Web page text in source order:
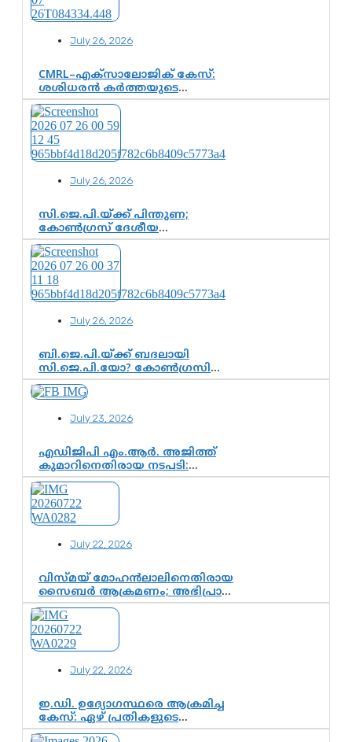
July 26, 2026
CMRL–എക്‌സാലോജിക് കേസ്:
ശശിധരൻ കർത്തയുടെ
മൊഴിയുടെ അടിസ്ഥാനത്തിൽ
പിണറായി വിജയനെ ചോദ്യം
ചെയ്യുന്നതിൽ ഉടൻ തീരുമാനം;
വീണയ്‌ക്കെതിരെ കൂടുതൽ
തെളിവുകൾ പരിശോധിച്ച് ഇഡി
July 26, 2026
സി.ജെ.പി.യ്ക്ക് പിന്തുണ;
കോൺഗ്രസ് ദേശീയ
നേതൃത്വത്തിൽ ആശങ്കയോ?
പാർട്ടിക്കുള്ളിൽ
ഭിന്നാഭിപ്രായമെന്ന
വിലയിരുത്തൽ
July 26, 2026
ബി.ജെ.പി.യ്ക്ക് ബദലായി
സി.ജെ.പി.യോ? കോൺഗ്രസിന്റെ
രാഷ്ട്രീയ ഇടം
കൈവശപ്പെടുത്താൻ സിജെപി
രാഷ്ട്രീയത്തിലെ പുതിയ
July 23, 2026
എഡിജിപി എം.ആർ. അജിത്ത്
കുമാറിനെതിരായ നടപടി:
സസ്പെൻഷനിൽ ഒതുങ്ങുമോ,
അതോ കൂടുതൽ കടുത്ത
നടപടികളിലേക്കോ?
July 22, 2026
വിസ്മയ് മോഹൻലാലിനെതിരായ
സൈബർ ആക്രമണം; അഭിപ്രായ
സ്വാതന്ത്ര്യത്തെ നിശ്ശബ്ദമാക്കുന്ന
ഡിജിറ്റൽ ഗുണ്ടായിസത്തിന്
അറുതി വേണം
July 22, 2026
ഇ.ഡി. ഉദ്യോഗസ്ഥരെ ആക്രമിച്ച
കേസ്: ഏഴ് പ്രതികളുടെ
ജാമ്യാപേക്ഷ വീണ്ടും തള്ളി;